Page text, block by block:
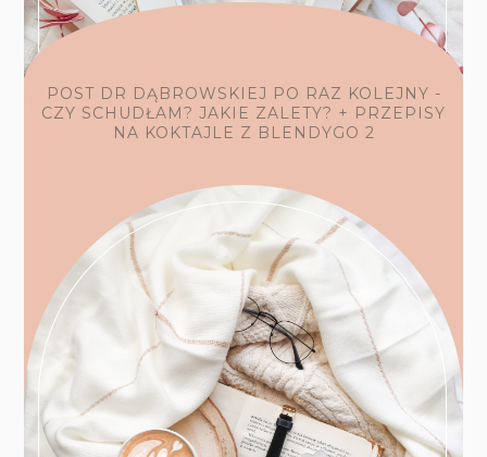
POST DR DĄBROWSKIEJ PO RAZ KOLEJNY -
CZY SCHUDŁAM? JAKIE ZALETY? + PRZEPISY
NA KOKTAJLE Z BLENDYGO 2